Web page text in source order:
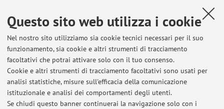
Questo sito web utilizza i cookie
Nel nostro sito utilizziamo sia cookie tecnici necessari per il suo
funzionamento, sia cookie e altri strumenti di tracciamento
facoltativi che potrai attivare solo con il tuo consenso.
Cookie e altri strumenti di tracciamento facoltativi sono usati per
analisi statistiche, misure sull'efficacia della comunicazione
istituzionale e analisi dei comportamenti degli utenti.
Se chiudi questo banner continuerai la navigazione solo con i
E-mail: ugoleone.cavalcanti@unibo.it
Altri contatti
Web:
Vai al sito personale
Dipartimento di Informatica - Scienza e Ingegneria
Mura Anteo Zamboni 7, Bologna -
Vai alla mappa